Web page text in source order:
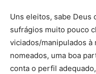
Uns eleitos, sabe Deus
sufrágios muito pouco
viciados/manipulados à
nomeados, uma boa
conta o perfil